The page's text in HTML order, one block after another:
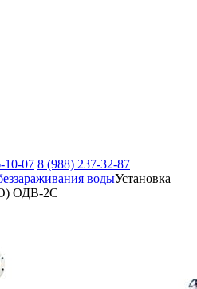
10-07 8 (988) 237-32-87
водыУстановка
ОДВ-2С